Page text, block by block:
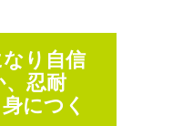
り自信
忍耐
につく